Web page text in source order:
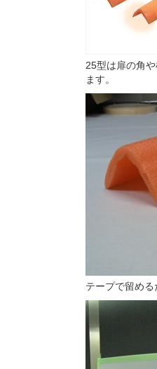
25型は扉の角
ます。
テープで留め